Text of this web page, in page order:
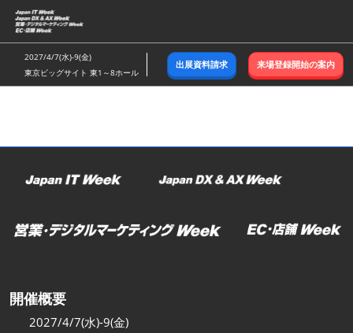
ス
キ
ッ
し
む
2027/4/7(水)-9(金)
東京ビッグサイト 東1～8ホール
出展資料請求 来場登録開始の案内
開催概要
2027/4/7(水)-9(金)